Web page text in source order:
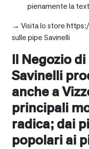
pienamente la
→ Visita lo store
sulle pipe Savinelli
Il Negozio
Savinelli
anche a
principali
radica; dai
popolari ai